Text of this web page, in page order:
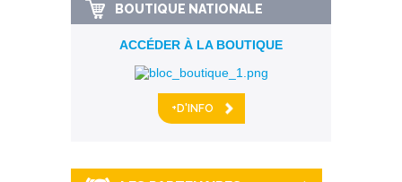
BOUTIQUE NATIONALE
ACCÉDER À LA BOUTIQUE
+D'INFO